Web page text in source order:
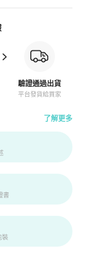
驗證通過出貨
平台發貨給買家
了解更多
程介紹
書
裝